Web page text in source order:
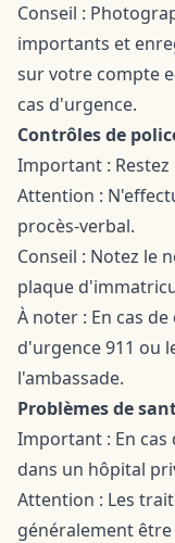
Conseil :
importants et
sur votre compte
cas d'urgence.
Contrôles de
Important :
Attention :
procès-verbal.
Conseil : Notez le
plaque
À noter : En cas
d'urgence 911 ou
l'ambassade.
Problèmes de
Important : En cas
dans un hôpital
Attention : Les
généralement